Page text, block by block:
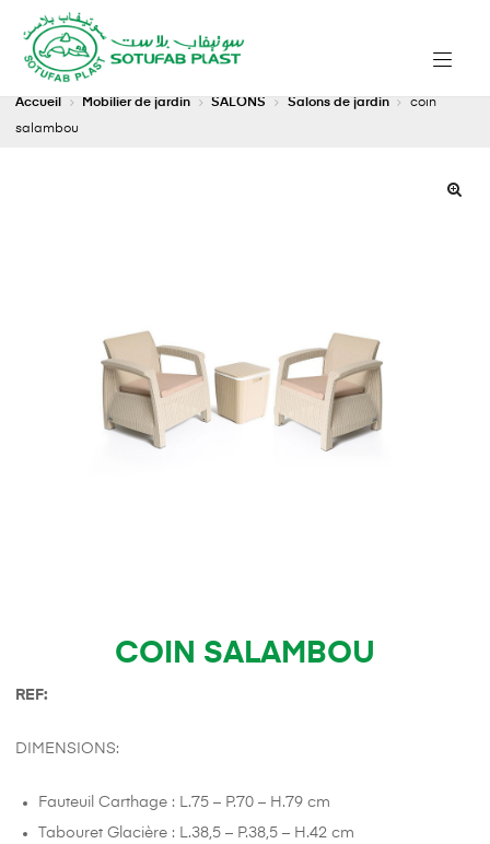
Accueil Mobilier de jardin SALONS Salons de jardin
coin
salambou
COIN SALAMBOU
REF:
DIMENSIONS:
Fauteuil Carthage : L.75 – P.70 – H.79 cm
Tabouret Glacière : L.38,5 – P.38,5 – H.42 cm